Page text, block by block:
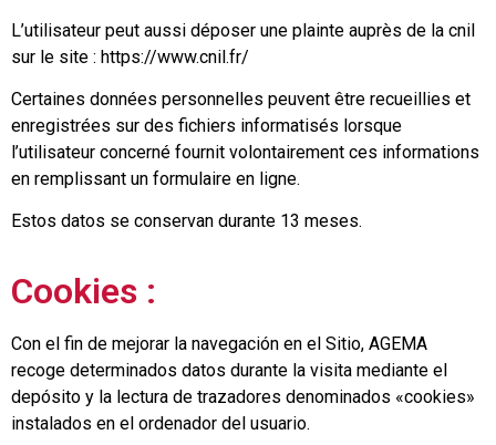
L’utilisateur peut aussi déposer une plainte auprès de la cnil
sur le site : https://www.cnil.fr/
Certaines données personnelles peuvent être recueillies et
enregistrées sur des fichiers informatisés lorsque
l’utilisateur concerné fournit volontairement ces informations
en remplissant un formulaire en ligne.
Estos datos se conservan durante 13 meses.
Cookies :
Con el fin de mejorar la navegación en el Sitio, AGEMA
recoge determinados datos durante la visita mediante el
depósito y la lectura de trazadores denominados «cookies»
instalados en el ordenador del usuario.